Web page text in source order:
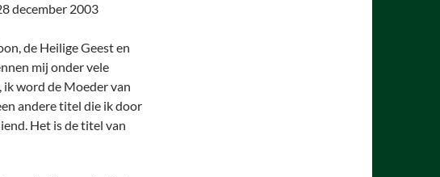
december 2003
de Heilige Geest en
mij onder vele
ik word de Moeder van
andere titel die ik door
Het is de titel van